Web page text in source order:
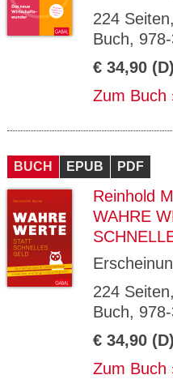
224
Buch,
€ 34,90 (D)
Zum Buch
BUCH EPUB PDF
Reinhold
WAHRE
224
Buch,
€ 34,90 (D)
Zum Buch